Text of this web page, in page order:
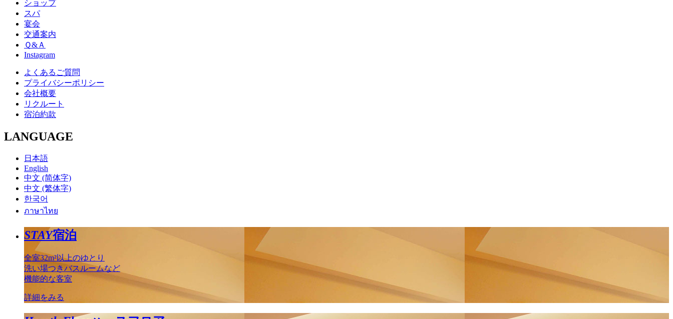
ショップ
スパ
宴会
交通案内
Ｑ&Ａ
Instagram
よくあるご質問
プライバシーポリシー
会社概要
リクルート
宿泊約款
LANGUAGE
日本語
English
中文 (简体字)
中文 (繁体字)
한국어
ภาษาไทย
STAY宿泊
全室32m²以上のゆとり
洗い場つきバスルームなど
機能的な客室
詳細をみる